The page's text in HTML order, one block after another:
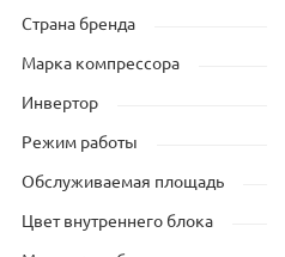
Страна бренда
Марка компрессора
Инвертор
Режим работы
Обслуживаемая площадь
Цвет внутреннего блока